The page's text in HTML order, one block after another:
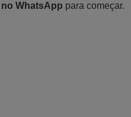
WhatsApp para começar.